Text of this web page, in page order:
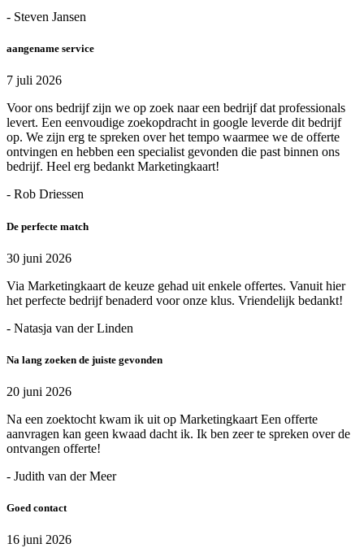
- Steven Jansen
aangename service
7 juli 2026
Voor ons bedrijf zijn we op zoek naar een bedrijf dat professionals
levert. Een eenvoudige zoekopdracht in google leverde dit bedrijf
op. We zijn erg te spreken over het tempo waarmee we de offerte
ontvingen en hebben een specialist gevonden die past binnen ons
bedrijf. Heel erg bedankt Marketingkaart!
- Rob Driessen
De perfecte match
30 juni 2026
Via Marketingkaart de keuze gehad uit enkele offertes. Vanuit hier
het perfecte bedrijf benaderd voor onze klus. Vriendelijk bedankt!
- Natasja van der Linden
Na lang zoeken de juiste gevonden
20 juni 2026
Na een zoektocht kwam ik uit op Marketingkaart Een offerte
aanvragen kan geen kwaad dacht ik. Ik ben zeer te spreken over de
ontvangen offerte!
- Judith van der Meer
Goed contact
16 juni 2026